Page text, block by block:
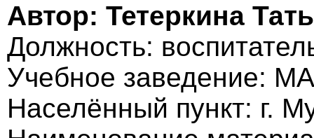
Автор: Тетеркина
Должность:
Учебное заведение:
Населённый пункт: г.